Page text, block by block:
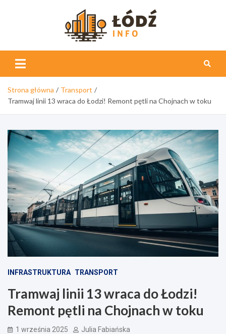
Info
Strona główna
Transport
Tramwaj linii 13 wraca do Łodzi! Remont pętli na Chojnach w toku
INFRASTRUKTURA TRANSPORT
Tramwaj linii 13 wraca do Łodzi!
Remont pętli na Chojnach w toku
1 września 2025 Julia Fabiańska